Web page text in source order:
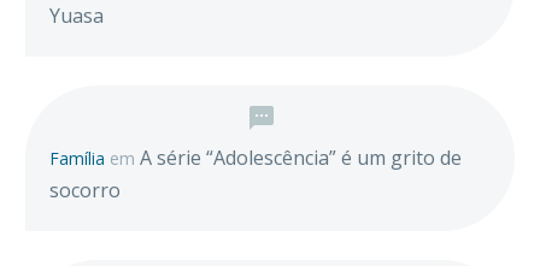
Yuasa
Família em A série “Adolescência” é um grito de
socorro